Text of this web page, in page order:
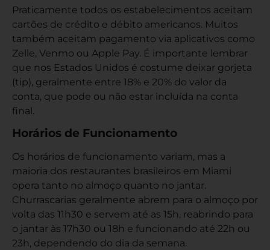
Praticamente todos os estabelecimentos aceitam
cartões de crédito e débito americanos. Muitos
também aceitam pagamento via aplicativos como
Zelle, Venmo ou Apple Pay. É importante lembrar
que nos Estados Unidos é costume deixar gorjeta
(tip), geralmente entre 18% e 20% do valor da
conta, que pode ou não estar incluída na conta
final.
Horários de Funcionamento
Os horários de funcionamento variam, mas a
maioria dos restaurantes brasileiros em Miami
opera tanto no almoço quanto no jantar.
Churrascarias geralmente abrem para o almoço por
volta das 11h30 e servem até as 15h, reabrindo para
o jantar às 17h30 ou 18h e funcionando até 22h ou
23h, dependendo do dia da semana.